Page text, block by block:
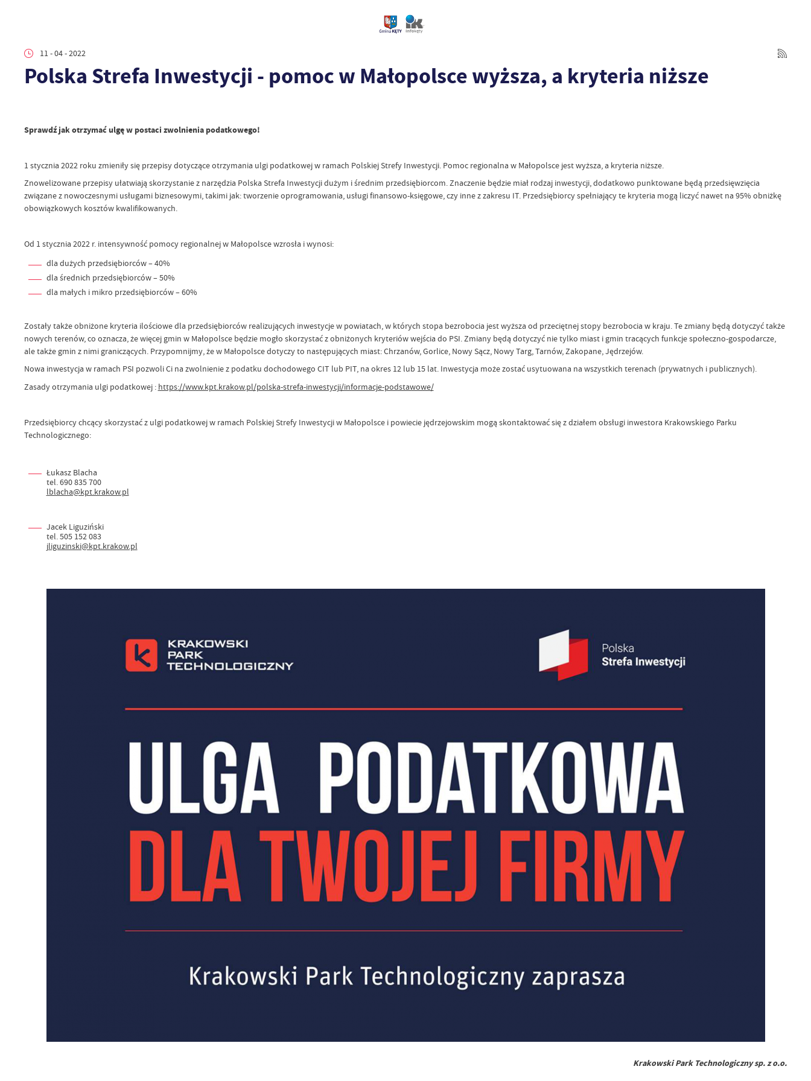
11 - 04 - 2022
Polska Strefa Inwestycji - pomoc w Małopolsce wyższa, a kryteria niższe
Sprawdź jak otrzymać ulgę w postaci zwolnienia podatkowego!
1 stycznia 2022 roku zmieniły się przepisy dotyczące otrzymania ulgi podatkowej w ramach Polskiej Strefy Inwestycji. Pomoc regionalna w Małopolsce jest wyższa, a kryteria niższe.
Znowelizowane przepisy ułatwiają skorzystanie z narzędzia Polska Strefa Inwestycji dużym i średnim przedsiębiorcom. Znaczenie będzie miał rodzaj inwestycji, dodatkowo punktowane będą przedsięwzięcia
związane z nowoczesnymi usługami biznesowymi, takimi jak: tworzenie oprogramowania, usługi finansowo-księgowe, czy inne z zakresu IT. Przedsiębiorcy spełniający te kryteria mogą liczyć nawet na 95% obniżkę
obowiązkowych kosztów kwalifikowanych.
Od 1 stycznia 2022 r. intensywność pomocy regionalnej w Małopolsce wzrosła i wynosi:
dla dużych przedsiębiorców – 40%
dla średnich przedsiębiorców – 50%
dla małych i mikro przedsiębiorców – 60%
Zostały także obniżone kryteria ilościowe dla przedsiębiorców realizujących inwestycje w powiatach, w których stopa bezrobocia jest wyższa od przeciętnej stopy bezrobocia w kraju. Te zmiany będą dotyczyć także
nowych terenów, co oznacza, że więcej gmin w Małopolsce będzie mogło skorzystać z obniżonych kryteriów wejścia do PSI. Zmiany będą dotyczyć nie tylko miast i gmin tracących funkcje społeczno-gospodarcze,
ale także gmin z nimi graniczących. Przypomnijmy, że w Małopolsce dotyczy to następujących miast: Chrzanów, Gorlice, Nowy Sącz, Nowy Targ, Tarnów, Zakopane, Jędrzejów.
Nowa inwestycja w ramach PSI pozwoli Ci na zwolnienie z podatku dochodowego CIT lub PIT, na okres 12 lub 15 lat. Inwestycja może zostać usytuowana na wszystkich terenach (prywatnych i publicznych).
Zasady otrzymania ulgi podatkowej : https://www.kpt.krakow.pl/polska-strefa-inwestycji/informacje-podstawowe/
Przedsiębiorcy chcący skorzystać z ulgi podatkowej w ramach Polskiej Strefy Inwestycji w Małopolsce i powiecie jędrzejowskim mogą skontaktować się z działem obsługi inwestora Krakowskiego Parku
Technologicznego:
Łukasz Blacha
tel. 690 835 700
lblacha@kpt.krakow.pl
Jacek Liguziński
tel. 505 152 083
jliguzinski@kpt.krakow.pl
Krakowski Park Technologiczny sp. z o.o.